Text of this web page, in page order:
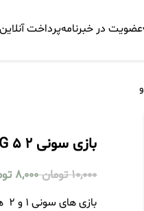
عضویت در خبرنامهپرداخت آنلاین
بازی سونی 2 METAL SLUG 5 شرکت گردو
10,000 تومان 8,000
بازی های سونی 1 و 2 هیچگونه ضمانت و گارانتی ندارند .